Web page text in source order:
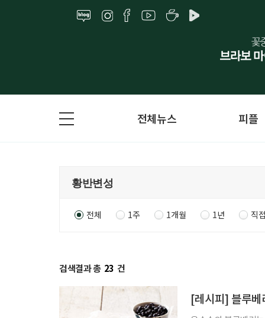
전체뉴스 피플
전체 1주 1개월 1년 직
검색결과 총 23 건
[레시피] 블루베